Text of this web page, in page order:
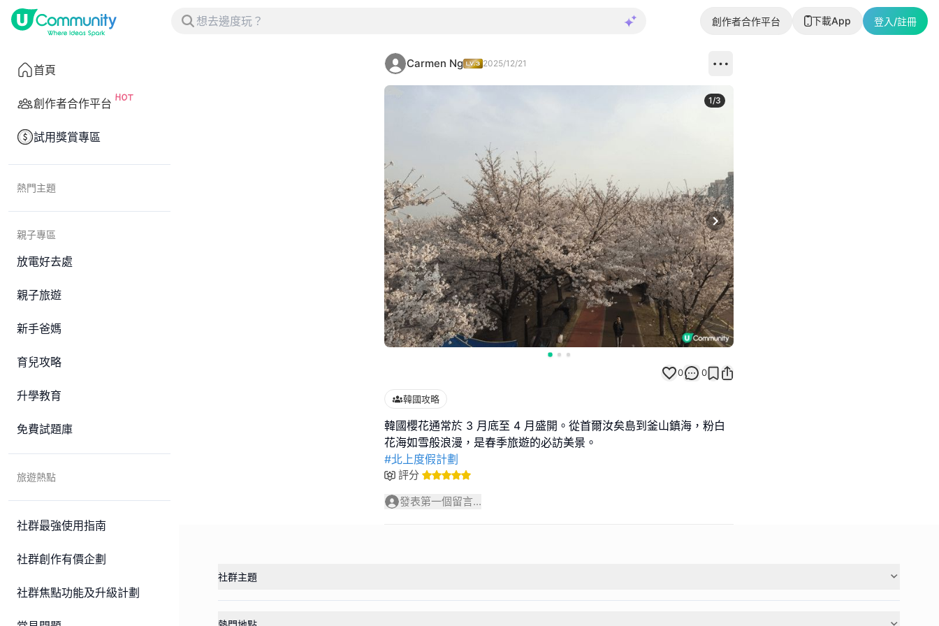
創作者合作平台 下載App 登入/註冊
首頁
創作者合作平台
試用獎賞專區
熱門主題
親子專區
放電好去處
親子旅遊
新手爸媽
育兒攻略
升學教育
免費試題庫
旅遊熱點
社群最強使用指南
社群創作有價企劃
社群焦點功能及升級計劃
Carmen Ng 2025/12/21
Next slide
1/3
0 0
韓國攻略
韓國櫻花通常於 3 月底至 4 月盛開。從首爾汝矣島到釜山鎮海，粉白
#北上度假計劃
評分
發表第一個留言...
社群主題